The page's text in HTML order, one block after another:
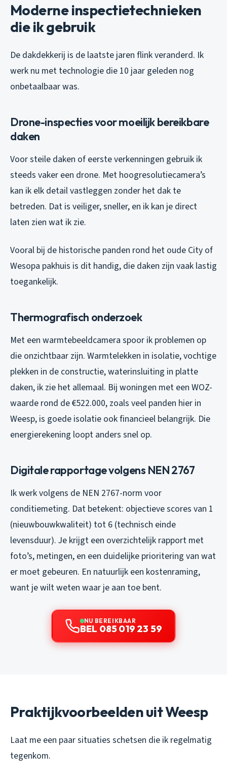
Moderne inspectietechnieken
die ik gebruik
De dakdekkerij is de laatste jaren flink veranderd. Ik
werk nu met technologie die 10 jaar geleden nog
onbetaalbaar was.
Drone-inspecties voor moeilijk bereikbare
daken
Voor steile daken of eerste verkenningen gebruik ik
steeds vaker een drone. Met hoogresolutiecamera’s
kan ik elk detail vastleggen zonder het dak te
betreden. Dat is veiliger, sneller, en ik kan je direct
laten zien wat ik zie.
Vooral bij de historische panden rond het oude City of
Wesopa pakhuis is dit handig, die daken zijn vaak lastig
toegankelijk.
Thermografisch onderzoek
Met een warmtebeeldcamera spoor ik problemen op
die onzichtbaar zijn. Warmtelekken in isolatie, vochtige
plekken in de constructie, waterinsluiting in platte
daken, ik zie het allemaal. Bij woningen met een WOZ-
waarde rond de €522.000, zoals veel panden hier in
Weesp, is goede isolatie ook financieel belangrijk. Die
energierekening loopt anders snel op.
Digitale rapportage volgens NEN 2767
Ik werk volgens de NEN 2767-norm voor
conditiemeting. Dat betekent: objectieve scores van 1
(nieuwbouwkwaliteit) tot 6 (technisch einde
levensduur). Je krijgt een overzichtelijk rapport met
foto’s, metingen, en een duidelijke prioritering van wat
er moet gebeuren. En natuurlijk een kostenraming,
want je wilt weten waar je aan toe bent.
NU BEREIKBAAR
BEL 085 019 23 59
Praktijkvoorbeelden uit Weesp
Laat me een paar situaties schetsen die ik regelmatig
tegenkom.